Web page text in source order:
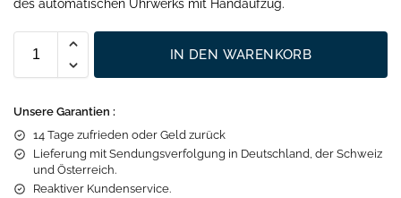
des automatischen Uhrwerks mit Handaufzug.
IN DEN WARENKORB
Unsere Garantien :
14 Tage zufrieden oder Geld zurück
Lieferung mit Sendungsverfolgung in Deutschland, der Schweiz
und Österreich.
Reaktiver Kundenservice.